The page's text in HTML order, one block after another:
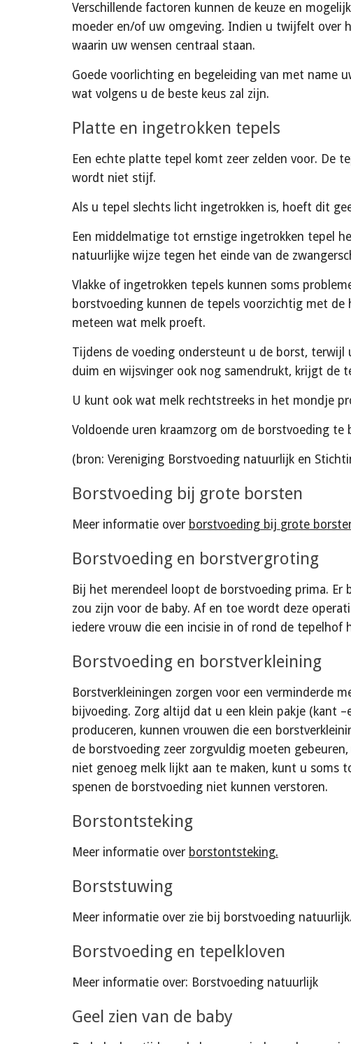
Verschillende factoren kunnen de keuze en
moeder en/of uw omgeving. Indien u twijfelt over
waarin uw wensen centraal staan.
Goede voorlichting en begeleiding van met name
wat volgens u de beste keus zal zijn.
Platte en ingetrokken tepels
Een echte platte tepel komt zeer zelden voor. De
wordt niet stijf.
Als u tepel slechts licht ingetrokken is, hoeft dit
Een middelmatige tot ernstige ingetrokken tepel
natuurlijke wijze tegen het einde van de
Vlakke of ingetrokken tepels kunnen soms
borstvoeding kunnen de tepels voorzichtig met
meteen wat melk proeft.
Tijdens de voeding ondersteunt u de borst,
duim en wijsvinger ook nog samendrukt, krijgt de
U kunt ook wat melk rechtstreeks in het mondje
Voldoende uren kraamzorg om de borstvoeding te
(bron: Vereniging Borstvoeding natuurlijk en
Borstvoeding bij grote borsten
Meer informatie over borstvoeding bij grote
Borstvoeding en borstvergroting
Bij het merendeel loopt de borstvoeding prima.
zou zijn voor de baby. Af en toe wordt deze
iedere vrouw die een incisie in of rond de tepelhof
Borstvoeding en borstverkleining
Borstverkleiningen zorgen voor een verminderde
bijvoeding. Zorg altijd dat u een klein pakje (kant
produceren, kunnen vrouwen die een
de borstvoeding zeer zorgvuldig moeten
niet genoeg melk lijkt aan te maken, kunt u soms
spenen de borstvoeding niet kunnen verstoren.
Borstontsteking
Meer informatie over borstontsteking.
Borststuwing
Meer informatie over zie bij borstvoeding natuurlijk.
Borstvoeding en tepelkloven
Meer informatie over: Borstvoeding natuurlijk
Geel zien van de baby